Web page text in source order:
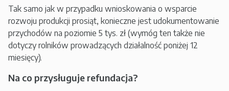
Tak samo jak w przypadku wnioskowania o wsparcie
rozwoju produkcji prosiąt, konieczne jest udokumentowanie
przychodów na poziomie 5 tys. zł (wymóg ten także nie
dotyczy rolników prowadzących działalność poniżej 12
miesięcy).
Na co przysługuje refundacja?